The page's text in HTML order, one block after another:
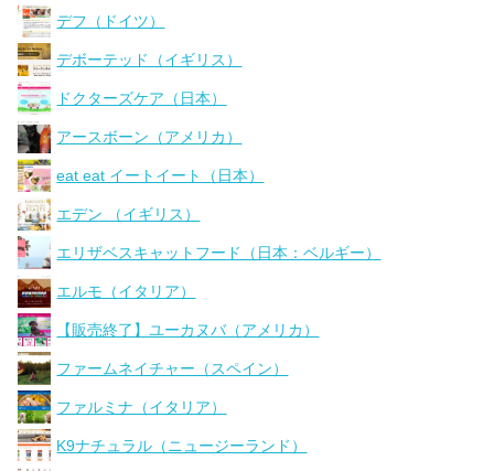
デフ（ドイツ）
デボーテッド（イギリス）
ドクターズケア（日本）
アースボーン（アメリカ）
eat eat イートイート（日本）
エデン （イギリス）
エリザベスキャットフード（日本：ベルギー）
エルモ（イタリア）
【販売終了】ユーカヌバ（アメリカ）
ファームネイチャー（スペイン）
ファルミナ（イタリア）
K9ナチュラル（ニュージーランド）